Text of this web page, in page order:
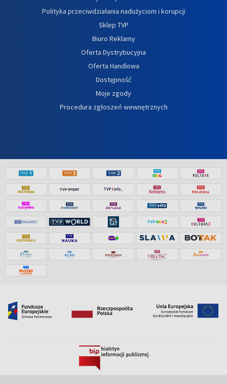
Polityka przeciwdziałania nadużyciom i korupcji
Sklep TVP
Biuro Reklamy
Oferta Dystrybucyjna
Oferta Handlowa
Dostępność
Moje zgody
Procedura zgłoszeń wewnętrznych